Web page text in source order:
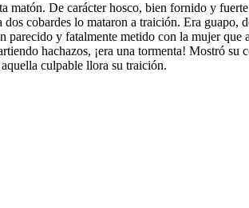
matón. De carácter hosco, bien fornido y
cobardes lo mataron a traición. Era guapo,
parecido y fatalmente metido con la mujer que
hachazos, ¡era una tormenta! Mostró su
culpable llora su traición.